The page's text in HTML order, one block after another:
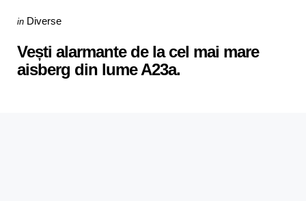
Categories
Posted
in Diverse
Vești alarmante de la cel mai mare
aisberg din lume A23a.